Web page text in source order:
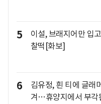
5
이설, 브래지어만 입
찰떡[화보]
6
김유정, 흰 티에 글래
겨…휴양지에서 부각